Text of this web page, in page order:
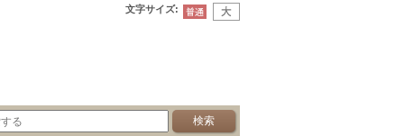
文字サイズ: